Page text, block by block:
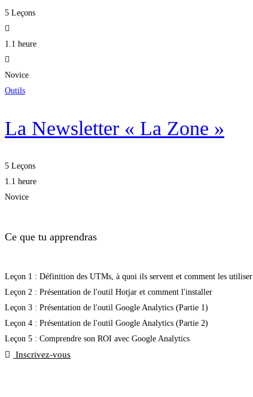
5 Leçons
1.1 heure
Novice
Outils
La Newsletter « La Zone »
5 Leçons
1.1 heure
Novice
Ce que tu apprendras
Leçon 1 : Définition des UTMs, à quoi ils servent et comment les utiliser
Leçon 2 : Présentation de l'outil Hotjar et comment l'installer
Leçon 3 : Présentation de l'outil Google Analytics (Partie 1)
Leçon 4 : Présentation de l'outil Google Analytics (Partie 2)
Leçon 5 : Comprendre son ROI avec Google Analytics
Inscrivez-vous